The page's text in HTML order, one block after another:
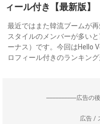
ィール付き【最新版】
最近ではまた韓流ブームが
スタイルのメンバーが多い
ーナス）です。今回はHello
ロフィール付きのランキング
--------------------広告の
広告 /